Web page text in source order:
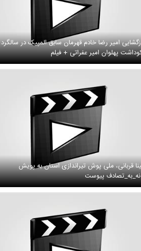
امیر رضا خادم قهرمان سابق المپیک در سالگرد
پهلوان امیر عفراتی + فیلم
قربانی، ملی پوش تیراندازی استان به پویش
پیوست